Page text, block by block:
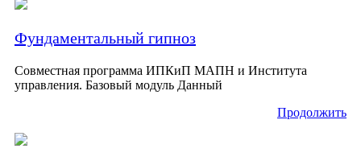
Фундаментальный гипноз
Совместная программа ИПКиП МАПН и Института
управления. Базовый модуль Данный
Продолжить